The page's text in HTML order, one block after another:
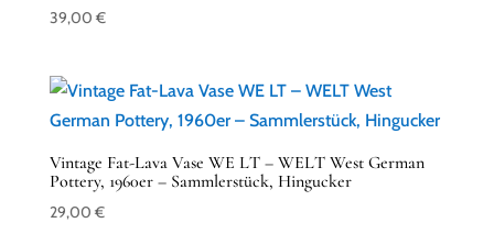
39,00 €
Vintage Fat-Lava Vase WE LT – WELT West German
Pottery, 1960er – Sammlerstück, Hingucker
29,00 €